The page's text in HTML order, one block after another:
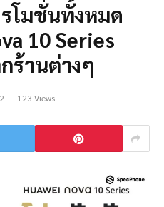
โมชั่นทั้งหมด
10 Series
ร้านต่างๆ
123 Views